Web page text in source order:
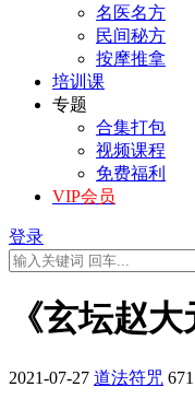
名医名方
民间秘方
按摩推拿
培训课
专题
合集打包
视频课程
免费福利
VIP会员
登录
《玄坛赵
2021-07-27 道法符咒 671